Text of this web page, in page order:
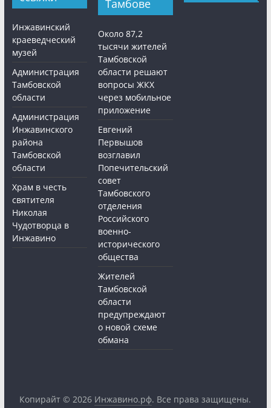
Инжавинский
краеведческий
музей
Администрация
Тамбовской
области
Администрация
Инжавинского
района
Тамбовской
области
Храм в честь
святителя
Николая
Чудотворца в
Инжавино
Тамбове
Около 87,2
тысячи жителей
Тамбовской
области решают
вопросы ЖКХ
через мобильное
приложение
Евгений
Первышов
возглавил
Попечительский
совет
Тамбовского
отделения
Российского
военно-
исторического
общества
Жителей
Тамбовской
области
предупреждают
о новой схеме
обмана
Копирайт © 2026 Инжавино.рф. Все права защищены.